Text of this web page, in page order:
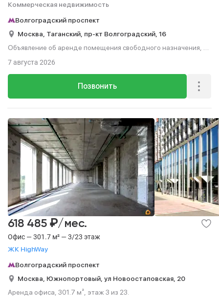
Коммерческая недвижимость
Волгоградский проспект
Москва, Таганский, пр-кт Волгоградский, 16
Объявление об аренде помещения свободного назначения, 15
Позвонить
7 августа 2026
Офис — 301.7 м² — 3/23 этаж
ЖК HighWay
618 485 ₽/мес.
Волгоградский проспект
Москва, Южнопортовый, ул Новоостаповская, 20
Аренда офиса, 301.7 м², этаж 3 из 23.